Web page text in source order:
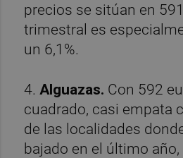
precios se sitúan en
trimestral es
un 6,1%.
4.Alguazas. Con 592
cuadrado, casi empata
de las localidades
bajado en el último